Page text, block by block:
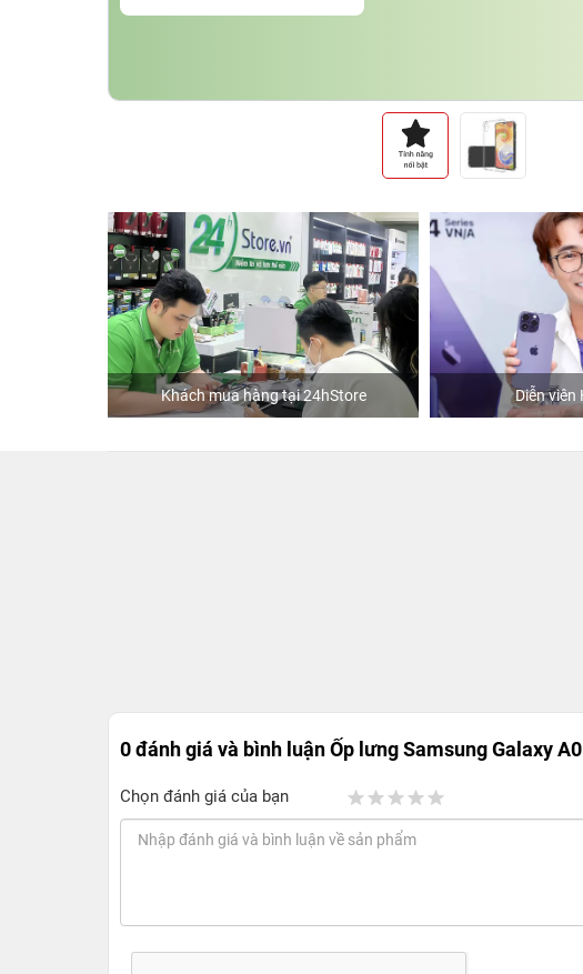
Khách mua hàng tại 24hStore Diễn viên
0 đánh giá và bình luậnỐp lưng Samsung Galaxy
Chọn đánh giá của bạn